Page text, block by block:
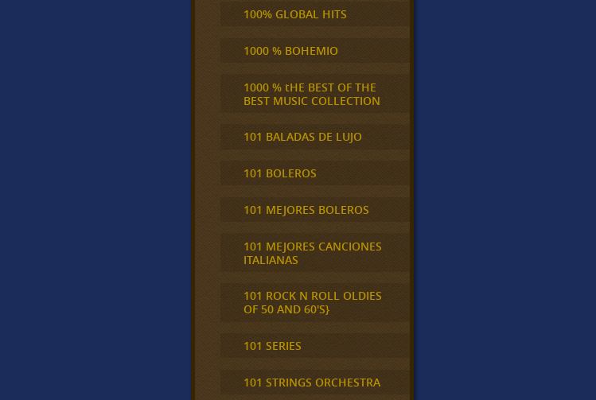
100% GLOBAL HITS
1000 % BOHEMIO
1000 % tHE BEST OF THE
BEST MUSIC COLLECTION
101 BALADAS DE LUJO
101 BOLEROS
101 MEJORES BOLEROS
101 MEJORES CANCIONES
ITALIANAS
101 ROCK N ROLL OLDIES
OF 50 AND 60'S}
101 SERIES
101 STRINGS ORCHESTRA